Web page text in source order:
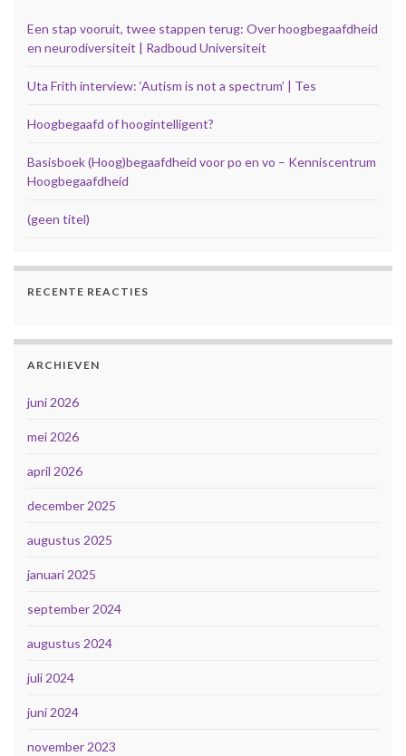
Een stap vooruit, twee stappen terug: Over hoogbegaafdheid
en neurodiversiteit | Radboud Universiteit
Uta Frith interview: ‘Autism is not a spectrum’ | Tes
Hoogbegaafd of hoogintelligent?
Basisboek (Hoog)begaafdheid voor po en vo – Kenniscentrum
Hoogbegaafdheid
(geen titel)
RECENTE REACTIES
ARCHIEVEN
juni 2026
mei 2026
april 2026
december 2025
augustus 2025
januari 2025
september 2024
augustus 2024
juli 2024
juni 2024
november 2023